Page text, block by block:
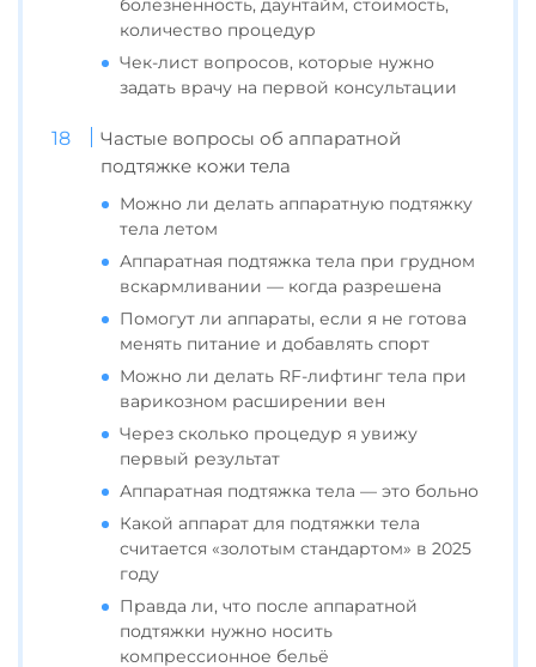
болезненность, даунтайм, стоимость,
количество процедур
Чек-лист вопросов, которые нужно
задать врачу на первой консультации
Частые вопросы об аппаратной
подтяжке кожи тела
Можно ли делать аппаратную подтяжку
тела летом
Аппаратная подтяжка тела при грудном
вскармливании — когда разрешена
Помогут ли аппараты, если я не готова
менять питание и добавлять спорт
Можно ли делать RF-лифтинг тела при
варикозном расширении вен
Через сколько процедур я увижу
первый результат
Аппаратная подтяжка тела — это больно
Какой аппарат для подтяжки тела
считается «золотым стандартом» в 2025
году
Правда ли, что после аппаратной
подтяжки нужно носить
компрессионное бельё